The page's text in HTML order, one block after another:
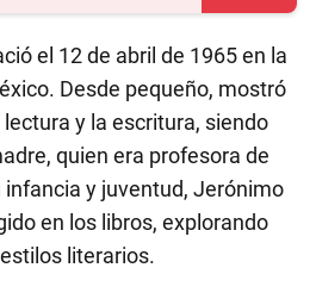
el 12 de abril de 1965 en la
Desde pequeño, mostró
y la escritura, siendo
quien era profesora de
infancia y juventud, Jerónimo
en los libros, explorando
literarios.